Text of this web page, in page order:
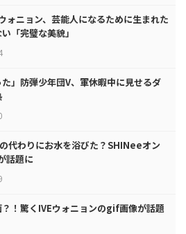
ォニョン、芸能人になるために生まれた
「完璧な美貌」
た」防弾少年団V、軍休暇中に見せるダ
代わりにお水を浴びた？SHINeeオン
話題に
？！驚くIVEウォニョンのgif画像が話題